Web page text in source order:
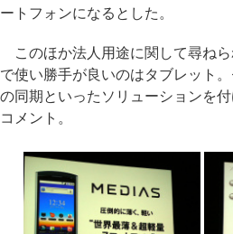
ートフォンになるとした。
このほか法人用途に関して尋ね
で使い勝手が良いのはタブレット
の同期といったソリューションを
コメント。